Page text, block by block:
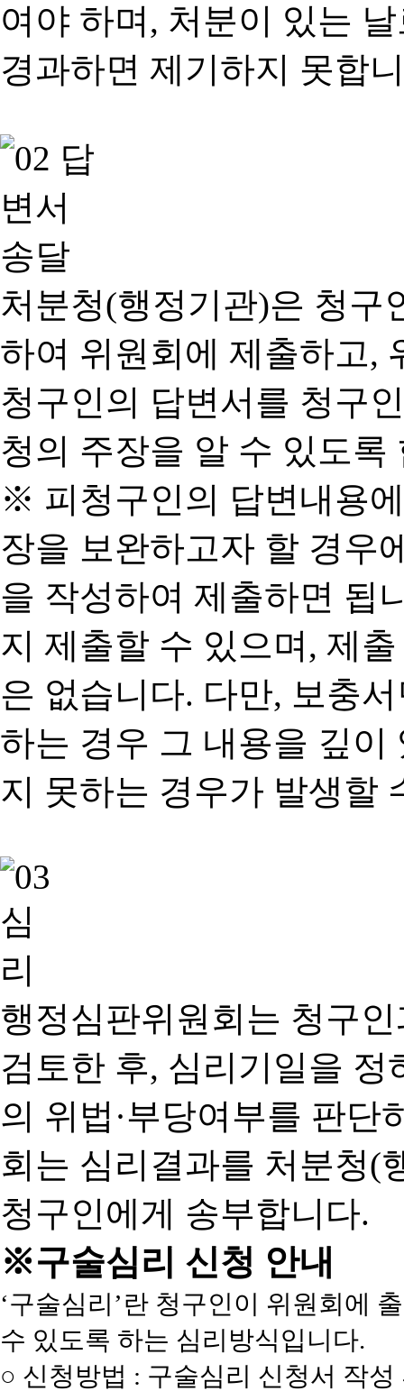
여야 하며, 처분이 있는
경과하면 제기하지 못합
처분청(행정기관)은 청구
하여 위원회에 제출하고,
청구인의 답변서를 청구
청의 주장을 알 수 있도록
※ 피청구인의 답변내용
장을 보완하고자 할 경우
을 작성하여 제출하면 됩
지 제출할 수 있으며, 제
은 없습니다. 다만, 보충
하는 경우 그 내용을 깊이
지 못하는 경우가 발생할
행정심판위원회는 청구
검토한 후, 심리기일을 정
의 위법·부당여부를 판단
회는 심리결과를 처분청(
청구인에게 송부합니다.
※구술심리 신청 안내
‘구술심리’란 청구인이 위원회에
수 있도록 하는 심리방식입니다.
○ 신청방법 : 구술심리 신청서 작